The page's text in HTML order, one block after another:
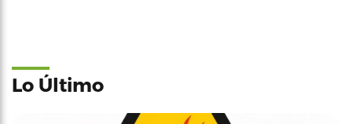
Lo Último